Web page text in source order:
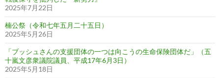
2025年7月22日
楠公祭（令和七年五月二十五日）
2025年5月26日
「ブッシュさんの支援団体の一つは向こうの生命保険団体だ」（五
十嵐文彦衆議院議員、平成17年6月3日）
2025年5月18日